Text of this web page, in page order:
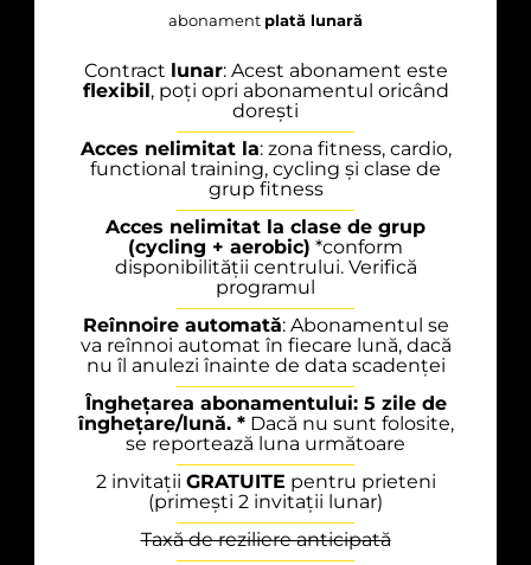
abonament plată lunară
Contract lunar: Acest abonament este
flexibil, poți opri abonamentul oricând
dorești
Acces nelimitat la: zona fitness, cardio,
functional training, cycling și clase de
grup fitness
Acces nelimitat la clase de grup
(cycling + aerobic) *conform
disponibilității centrului. Verifică
programul
Reînnoire automată: Abonamentul se
va reînnoi automat în fiecare lună, dacă
nu îl anulezi înainte de data scadenței
Înghețarea abonamentului: 5 zile de
înghețare/lună. *Dacă nu sunt folosite,
se reportează luna următoare
2 invitații GRATUITE pentru prieteni
(primești 2 invitații lunar)
Taxă de reziliere anticipată